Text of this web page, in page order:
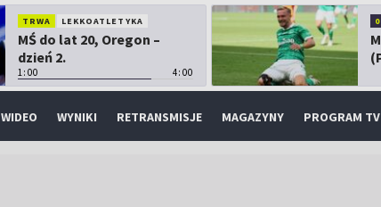
TRWA LEKKOATLETYKA
MŚ do lat 20, Oregon –
dzień 2.
1:00 4:00
WIDEO WYNIKI RETRANSMISJE MAGAZYNY PROGRAM TV